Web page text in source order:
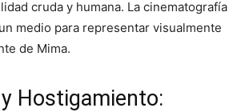
cruda y humana. La cinematografía
medio para representar visualmente
de Mima.
Hostigamiento: